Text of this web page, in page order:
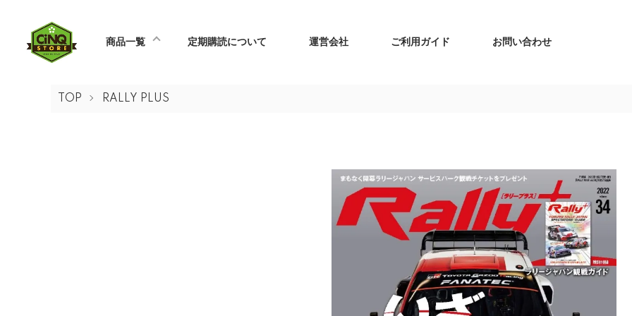
商品一覧 定期購読について 運営会社 ご利用ガイド お問い合わせ
TOP RALLY PLUS